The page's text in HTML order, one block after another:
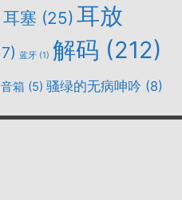
耳塞 (25) 耳放
蓝牙 (1) 解码 (212)
音箱 (5) 骚绿的无病呻吟 (8)